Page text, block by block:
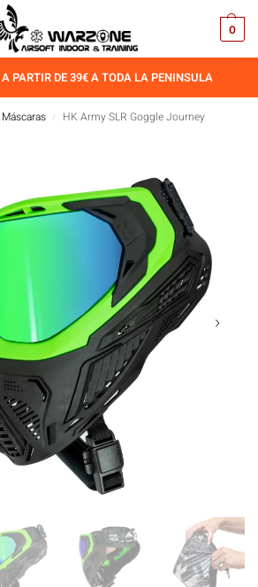
0
PARTIR DE 39€ A TODA LA PENINSULA
Máscaras / HK Army SLR Goggle Journey